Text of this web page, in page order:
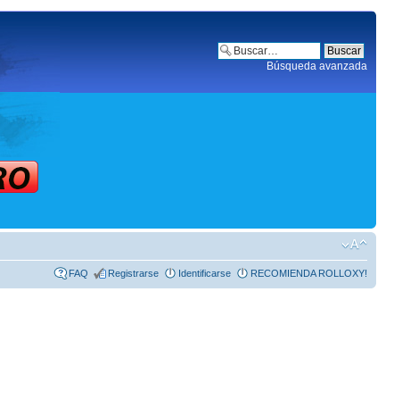
Búsqueda avanzada
FAQ Registrarse Identificarse RECOMIENDA ROLLOXY!